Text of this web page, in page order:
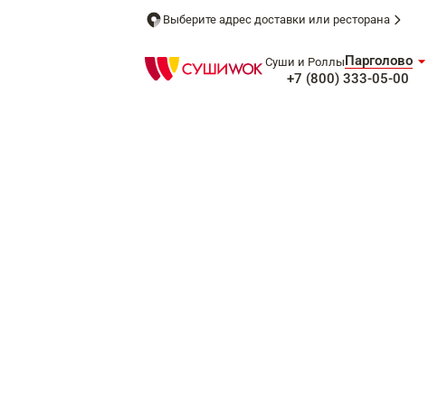
Выберите адрес доставки или ресторана
Суши и РоллыПарголово
+7 (800) 333-05-00